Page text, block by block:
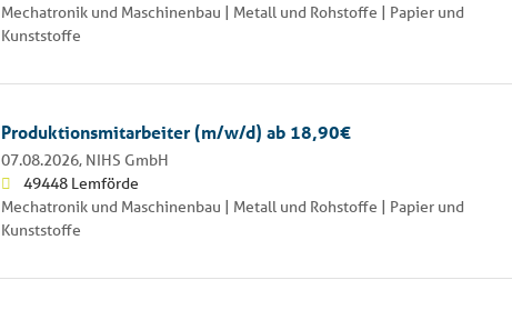
Mechatronik und Maschinenbau | Metall und Rohstoffe | Papier und
Kunststoffe
Produktionsmitarbeiter (m/w/d) ab 18,90€
07.08.2026, NIHS GmbH
49448 Lemförde
Mechatronik und Maschinenbau | Metall und Rohstoffe | Papier und
Kunststoffe